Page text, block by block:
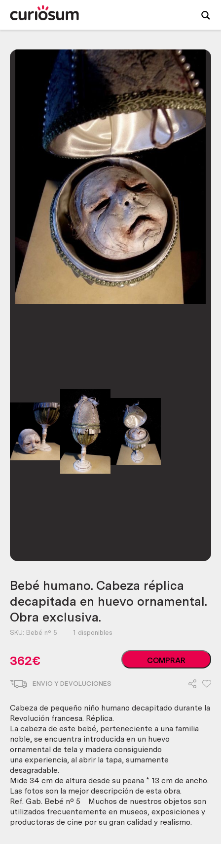
Bebé humano. Cabeza réplica
decapitada en huevo ornamental.
Obra exclusiva.
SKU: Bebé nº 5 1 disponibles
362€
Bebé
humano.
en
ornamental.
Obra
exclusiva.
cantidad
COMPRAR
ENVIO Y DEVOLUCIONES
Cabeza de pequeño niño humano decapitado durante la
Revolución francesa. Réplica.
La cabeza de este bebé, perteneciente a una familia
noble, se encuentra introducida en un huevo
ornamental de tela y madera consiguiendo
una experiencia, al abrir la tapa, sumamente
desagradable.
Mide 34 cm de altura desde su peana * 13 cm de ancho.
Las fotos son la mejor descripción de esta obra.
Ref. Gab. Bebé nº 5 Muchos de nuestros objetos son
utilizados frecuentemente en museos, exposiciones y
productoras de cine por su gran calidad y realismo.